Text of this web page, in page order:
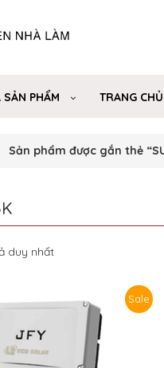
SẢN PHẨM TRANG CHỦ
Sản phẩm được gắn thẻ
duy nhất
Sale